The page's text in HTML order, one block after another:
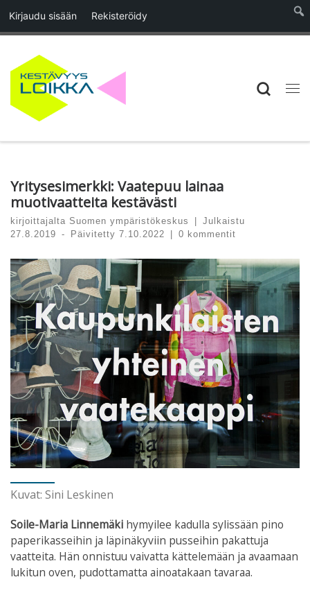
Kirjaudu sisään Rekisteröidy
Skip to content
Yritysesimerkki: Vaatepuu lainaa
muotivaatteita kestävästi
kirjoittajalta Suomen ympäristökeskus
Julkaistu
27.8.2019
- Päivitetty7.10.2022 0 kommentit
Kuvat: Sini Leskinen
Soile-Maria Linnemäki hymyilee kadulla sylissään pino
paperikasseihin ja läpinäkyviin pusseihin pakattuja
vaatteita. Hän onnistuu vaivatta kättelemään ja avaamaan
lukitun oven, pudottamatta ainoatakaan tavaraa.